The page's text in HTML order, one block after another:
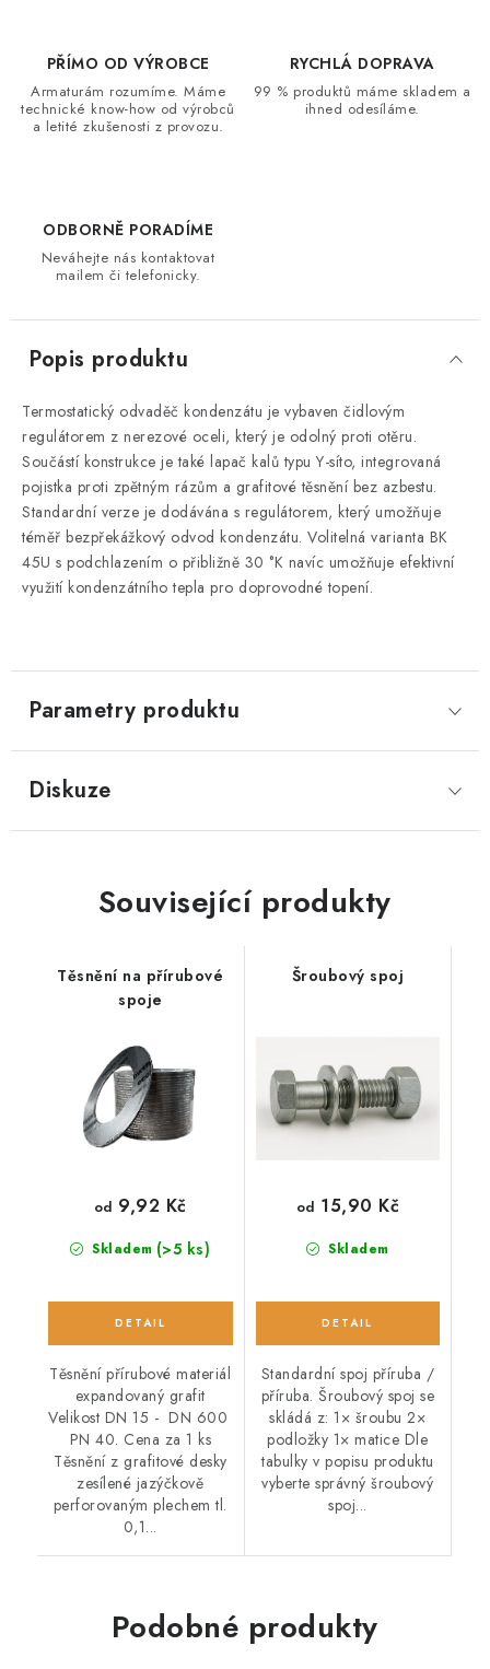
PŘÍMO OD VÝROBCE
Armaturám rozumíme. Máme
technické know-how od výrobců
a letité zkušenosti z provozu.
RYCHLÁ DOPRAVA
99 % produktů máme skladem a
ihned odesíláme.
ODBORNĚ PORADÍME
Neváhejte nás kontaktovat
mailem či telefonicky.
Popis produktu
Termostatický odvaděč kondenzátu je vybaven čidlovým
regulátorem z nerezové oceli, který je odolný proti otěru.
Součástí konstrukce je také lapač kalů typu Y-síto, integrovaná
pojistka proti zpětným rázům a grafitové těsnění bez azbestu.
Standardní verze je dodávána s regulátorem, který umožňuje
téměř bezpřekážkový odvod kondenzátu. Volitelná varianta BK
45U s podchlazením o přibližně 30 °K navíc umožňuje efektivní
využití kondenzátního tepla pro doprovodné topení.
Parametry produktu
Diskuze
Související produkty
Těsnění na přírubové
spoje
Skladem (>5 ks)
od 9,92 Kč
Těsnění přírubové materiál
expandovaný grafit
Velikost DN 15 - DN 600
PN 40. Cena za 1 ks
Těsnění z grafitové desky
zesílené jazýčkově
perforovaným plechem tl.
0,1...
Šroubový spoj
Skladem
od 15,90 Kč
Standardní spoj příruba /
příruba. Šroubový spoj se
skládá z: 1× šroubu 2×
podložky 1× matice Dle
tabulky v popisu produktu
vyberte správný šroubový
spoj...
Podobné produkty